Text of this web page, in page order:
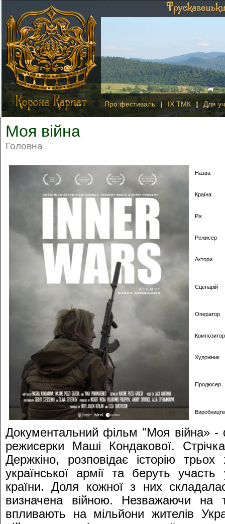
Про фестиваль IX ТМК Для
Моя війна
Головна
Назва
Країна
Рік
Режисер
Актори
Сценарій
Оператор
Композитор
Художник
Продюсер
Документальний фільм "Моя війна» -
режисерки Маші Кондакової.
Держкіно, розповідає історію
української армії та беруть
країни. Доля кожної з них
визначена війною. Незважаючи на
впливають на мільйони жителів